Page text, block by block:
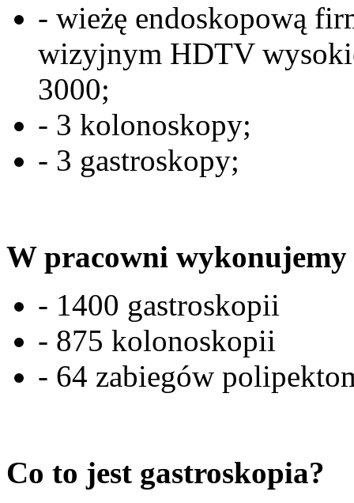
- wieżę endoskopową
wizyjnym HDTV
3000;
- 3 kolonoskopy;
- 3 gastroskopy;
W pracowni wykonujemy
- 1400 gastroskopii
- 875 kolonoskopii
- 64 zabiegów
Co to jest gastroskopia?